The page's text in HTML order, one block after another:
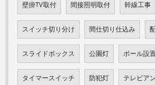
壁掛TV取付 間接照明取付 幹線工事
スイッチ切り分け 間仕切り仕込み
スライドボックス 公園灯 ポール設
タイマースイッチ 防犯灯 テレビア